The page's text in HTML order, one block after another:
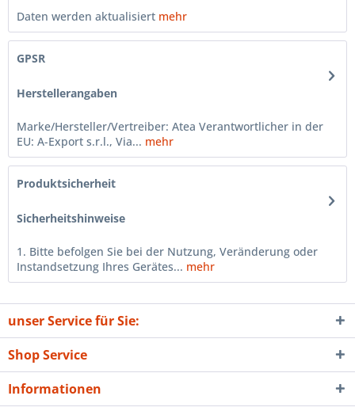
Daten werden aktualisiert mehr
GPSR
Herstellerangaben
Marke/Hersteller/Vertreiber: Atea Verantwortlicher in der
EU: A-Export s.r.l., Via... mehr
Produktsicherheit
Sicherheitshinweise
1. Bitte befolgen Sie bei der Nutzung, Veränderung oder
Instandsetzung Ihres Gerätes... mehr
unser Service für Sie:
Shop Service
Informationen